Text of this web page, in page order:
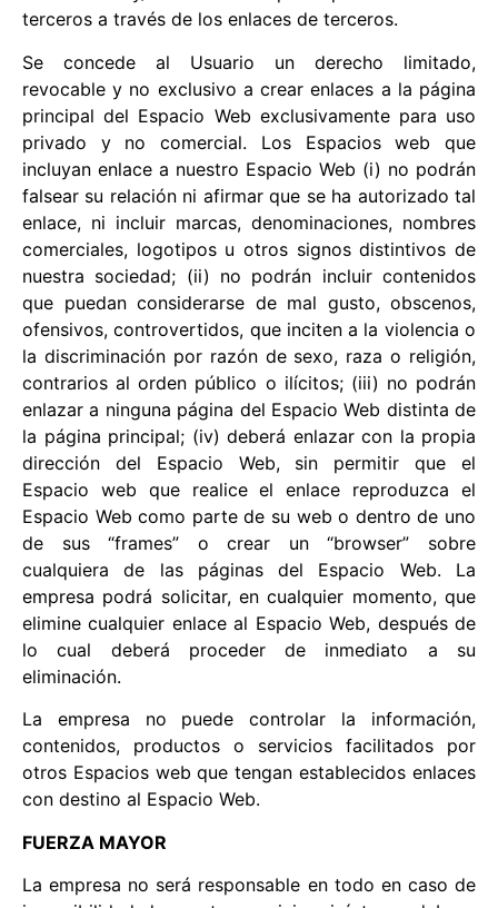
terceros a través de los enlaces de terceros.
Se concede al Usuario un derecho limitado,
revocable y no exclusivo a crear enlaces a la página
principal del Espacio Web exclusivamente para uso
privado y no comercial. Los Espacios web que
incluyan enlace a nuestro Espacio Web (i) no podrán
falsear su relación ni afirmar que se ha autorizado tal
enlace, ni incluir marcas, denominaciones, nombres
comerciales, logotipos u otros signos distintivos de
nuestra sociedad; (ii) no podrán incluir contenidos
que puedan considerarse de mal gusto, obscenos,
ofensivos, controvertidos, que inciten a la violencia o
la discriminación por razón de sexo, raza o religión,
contrarios al orden público o ilícitos; (iii) no podrán
enlazar a ninguna página del Espacio Web distinta de
la página principal; (iv) deberá enlazar con la propia
dirección del Espacio Web, sin permitir que el
Espacio web que realice el enlace reproduzca el
Espacio Web como parte de su web o dentro de uno
de sus “frames” o crear un “browser” sobre
cualquiera de las páginas del Espacio Web. La
empresa podrá solicitar, en cualquier momento, que
elimine cualquier enlace al Espacio Web, después de
lo cual deberá proceder de inmediato a su
eliminación.
La empresa no puede controlar la información,
contenidos, productos o servicios facilitados por
otros Espacios web que tengan establecidos enlaces
con destino al Espacio Web.
FUERZA MAYOR
La empresa no será responsable en todo en caso de